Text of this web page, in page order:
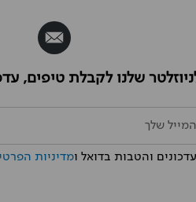
שלנו לקבלת טיפים,
והטבות בדואל ומדיניות